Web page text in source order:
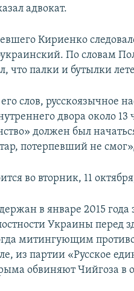
адвокат.
Кириенко
По словам
что палки и бутылки
слов, русскоязычное
двора около 13
должен был
потерпевший не
во вторник, 11
в январе 2015
Украины перед
митингующим
из партии «Русское
обвиняют Чийгоза в